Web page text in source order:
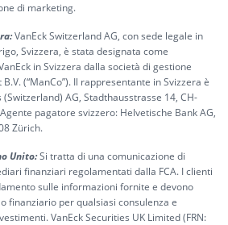
di marketing.
VanEck Switzerland AG, con sede legale in
Svizzera, è stata designata come
in Svizzera dalla società di gestione
(“ManCo”). Il rappresentante in Svizzera è
AG, Stadthausstrasse 14, CH-
pagatore svizzero: Helvetische Bank AG,
Zürich.
Unito:Si tratta di una comunicazione di
finanziari regolamentati dalla FCA. I clienti
sulle informazioni fornite e devono
finanziario per qualsiasi consulenza e
VanEck Securities UK Limited (FRN: